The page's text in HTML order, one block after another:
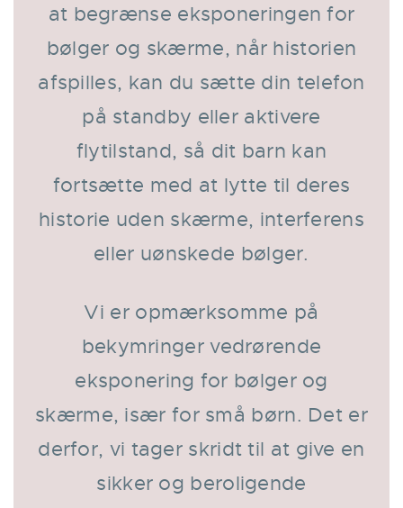
at begrænse eksponeringen for
bølger og skærme, når historien
afspilles, kan du sætte din telefon
på standby eller aktivere
flytilstand, så dit barn kan
fortsætte med at lytte til deres
historie uden skærme, interferens
eller uønskede bølger.
Vi er opmærksomme på
bekymringer vedrørende
eksponering for bølger og
skærme, især for små børn. Det er
derfor, vi tager skridt til at give en
sikker og beroligende